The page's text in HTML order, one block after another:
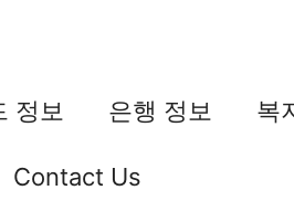
정보 은행 정보 복
Contact Us